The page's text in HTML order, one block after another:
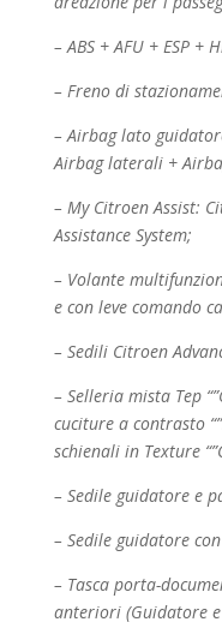
– ABS + AFU + ESP +
– Freno di
– Airbag lato
Airbag laterali +
– My Citroen Assist:
Assistance System;
– Volante
e con leve comando
– Sedili Citroen
– Selleria mista Tep
cuciture a contrasto
schienali in Texture
– Sedile guidatore e
– Sedile guidatore
– Tasca porta-
anteriori (Guidatore e